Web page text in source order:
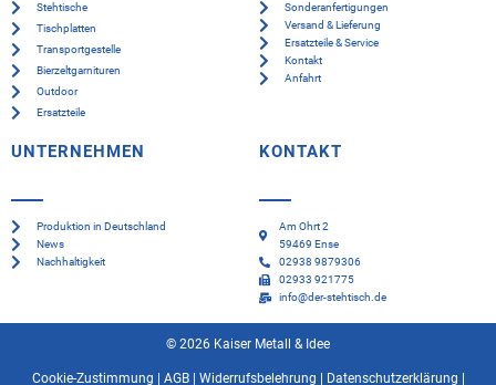
Stehtische
Tischplatten
Transportgestelle
Bierzeltgarnituren
Outdoor
Ersatzteile
Sonderanfertigungen
Versand & Lieferung
Ersatzteile & Service
Kontakt
Anfahrt
UNTERNEHMEN
Produktion in Deutschland
News
Nachhaltigkeit
KONTAKT
Am Ohrt 2
59469 Ense
02938 9879306
02933 921775
info@der-stehtisch.de
© 2026 Kaiser Metall & Idee
Cookie-Zustimmung AGB| Widerrufsbelehrung Datenschutzerklärung